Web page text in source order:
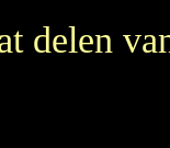
delen